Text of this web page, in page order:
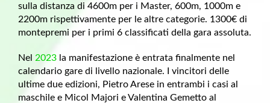
sulla distanza di 4600m per i Master, 600m, 1000m e
2200m rispettivamente per le altre categorie. 1300€ di
montepremi per i primi 6 classificati della gara assoluta.
Nel 2023 la manifestazione è entrata finalmente nel
calendario gare di livello nazionale. I vincitori delle
ultime due edizioni, Pietro Arese in entrambi i casi al
maschile e Micol Majori e Valentina Gemetto al